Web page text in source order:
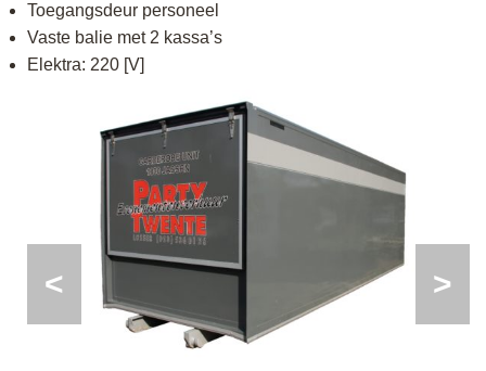
Toegangsdeur personeel
Vaste balie met 2 kassa’s
Elektra: 220 [V]
< >